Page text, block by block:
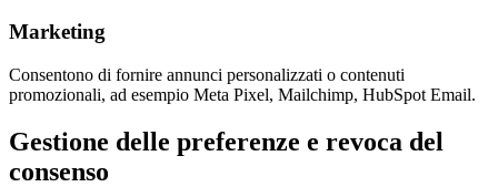
Marketing
Consentono di fornire annunci personalizzati o contenuti
promozionali, ad esempio Meta Pixel, Mailchimp, HubSpot Email.
Gestione delle preferenze e revoca del
consenso